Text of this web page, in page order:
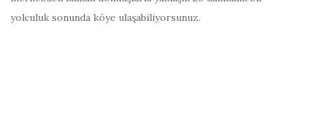
yolculuk sonunda köye ulaşabiliyorsunuz.